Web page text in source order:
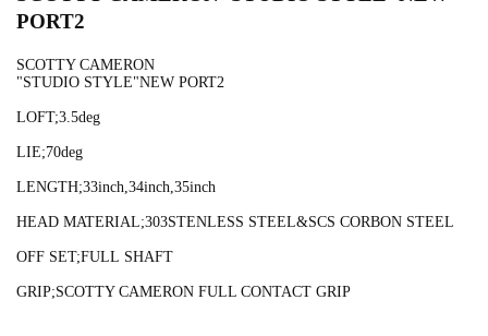
PORT2
SCOTTY CAMERON
"STUDIO STYLE"NEW PORT2
LOFT;3.5deg
LIE;70deg
LENGTH;33inch,34inch,35inch
HEAD MATERIAL;303STENLESS STEEL&SCS CORBON STEEL
OFF SET;FULL SHAFT
GRIP;SCOTTY CAMERON FULL CONTACT GRIP